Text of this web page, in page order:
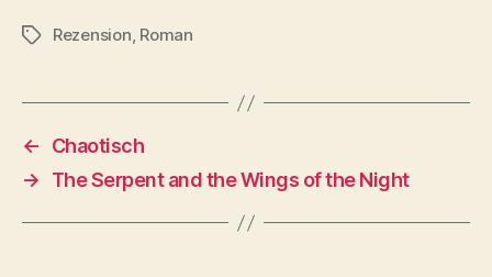
Schlagwörter
Rezension, Roman
←
Chaotisch
→
The Serpent and the Wings of the Night